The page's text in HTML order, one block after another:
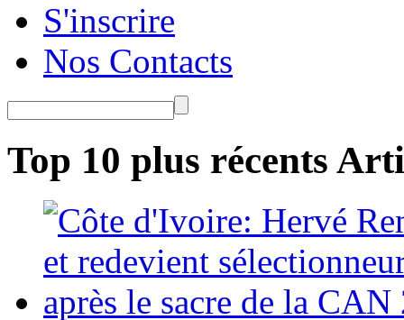
S'inscrire
Nos Contacts
Top 10 plus récents